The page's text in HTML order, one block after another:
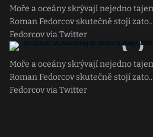
Moře a oceány skrývají nejedno
Roman Fedorcov skutečně stojí zato...
Fedorcov via Twitter
Moře a oceány skrývají nejedno
Roman Fedorcov skutečně stojí zato...
Fedorcov via Twitter